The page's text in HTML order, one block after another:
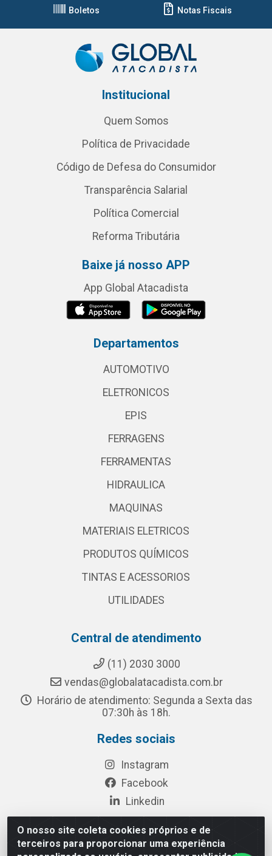
O nosso site coleta cookies próprios e de
terceiros para proporcionar uma experiência
Boletos Notas Fiscais
Institucional
Quem Somos
Política de Privacidade
Código de Defesa do Consumidor
Transparência Salarial
Política Comercial
Reforma Tributária
Baixe já nosso APP
App Global Atacadista
Departamentos
AUTOMOTIVO
ELETRONICOS
EPIS
FERRAGENS
FERRAMENTAS
HIDRAULICA
MAQUINAS
MATERIAIS ELETRICOS
PRODUTOS QUÍMICOS
TINTAS E ACESSORIOS
UTILIDADES
Central de atendimento
(11) 2030 3000
vendas@globalatacadista.com.br
Horário de atendimento: Segunda a Sexta das
07:30h às 18h.
Redes sociais
Instagram
Facebook
Linkedin
Rua Chipuê, 117 - S. Miguel Paulista São Paulo/SP - CEP